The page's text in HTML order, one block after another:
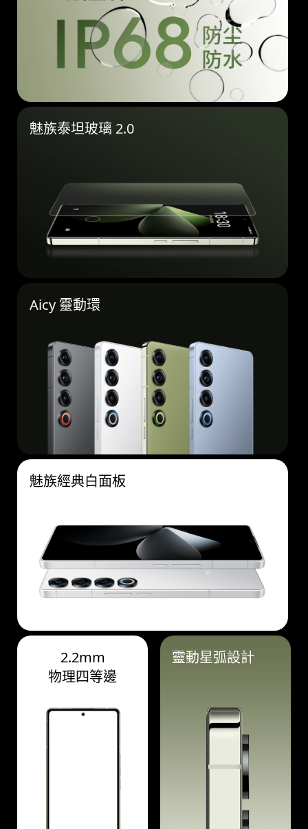
魅族泰坦玻璃 2.0
Aicy 靈動環
魅族經典白面板
2.2mm
物理四等邊
靈動星弧設計